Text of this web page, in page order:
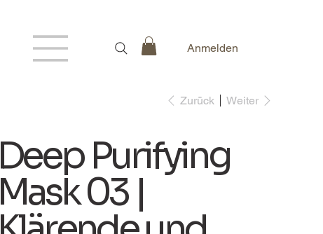
Anmelden
Zurück Weiter
Deep Purifying
Mask 03 |